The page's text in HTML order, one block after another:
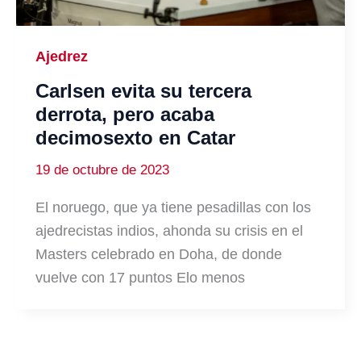
Ajedrez
Carlsen evita su tercera
derrota, pero acaba
decimosexto en Catar
19 de octubre de 2023
El noruego, que ya tiene pesadillas con los
ajedrecistas indios, ahonda su crisis en el
Masters celebrado en Doha, de donde
vuelve con 17 puntos Elo menos